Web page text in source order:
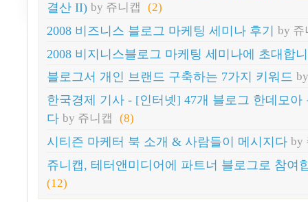
결산 II) by 쥬니캡 (2)
2008 비즈니스 블로그 마케팅 세미나 후기 by 쥬
2008 비지니스블로그 마케팅 세미나에 초대합
블로그서 개인 브랜드 구축하는 7가지 키워드
한국경제 기사 - [인터넷] 47개 블로그 한데모아
다 by 쥬니캡 (8)
시티즌 마케터 북 소개 & 사람들이 메시지다 by
쥬니캡, 테터앤미디어에 파트너 블로그로 참여
(12)